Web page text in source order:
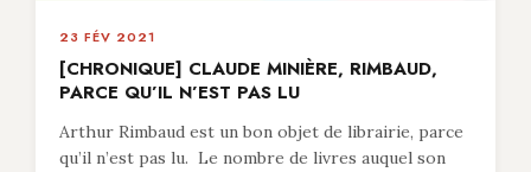
23 FÉV 2021
[CHRONIQUE] CLAUDE MINIÈRE, RIMBAUD,
PARCE QU’IL N’EST PAS LU
Arthur Rimbaud est un bon objet de librairie, parce
qu’il n’est pas lu. Le nombre de livres auquel son